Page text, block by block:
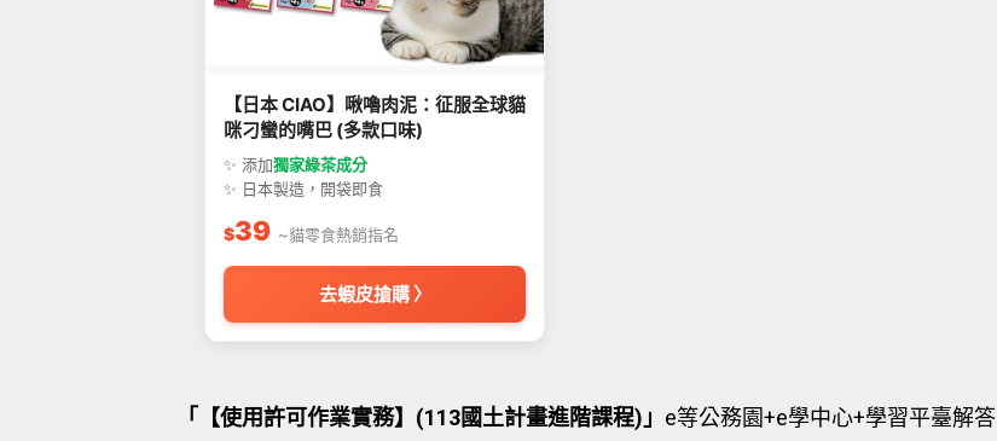
【日本 CIAO】啾嚕肉泥：征服全球貓
咪刁蠻的嘴巴 (多款口味)
✨ 添加獨家綠茶成分
✨ 日本製造，開袋即食
$39 ~貓零食熱銷指名
去蝦皮搶購 〉
「【使用許可作業實務】(113國土計畫進階課程)」 e等公務園+e學中心+學習平臺解答